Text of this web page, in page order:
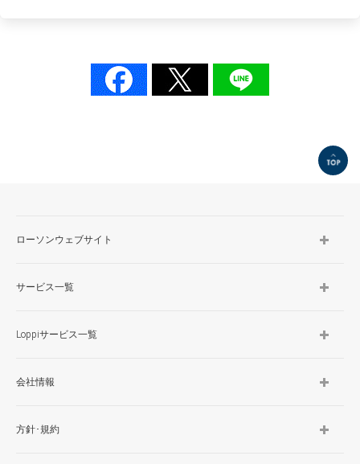
ローソンウェブサイト
サービス一覧
Loppiサービス一覧
会社情報
方針･規約